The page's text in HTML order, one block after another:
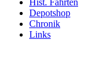
Hist. Fahrten
Depotshop
Chronik
Links